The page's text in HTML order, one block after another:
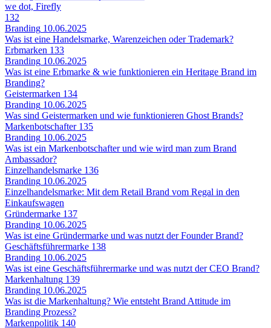
we dot, Firefly
132
Branding 10.06.2025
Was ist eine Handelsmarke, Warenzeichen oder Trademark?
Erbmarken 133
Branding 10.06.2025
Was ist eine Erbmarke & wie funktionieren ein Heritage Brand im
Branding?
Geistermarken 134
Branding 10.06.2025
Was sind Geistermarken und wie funktionieren Ghost Brands?
Markenbotschafter 135
Branding 10.06.2025
Was ist ein Markenbotschafter und wie wird man zum Brand
Ambassador?
Einzelhandelsmarke 136
Branding 10.06.2025
Einzelhandelsmarke: Mit dem Retail Brand vom Regal in den
Einkaufswagen
Gründermarke 137
Branding 10.06.2025
Was ist eine Gründermarke und was nutzt der Founder Brand?
Geschäftsführermarke 138
Branding 10.06.2025
Was ist eine Geschäftsführermarke und was nutzt der CEO Brand?
Markenhaltung 139
Branding 10.06.2025
Was ist die Markenhaltung? Wie entsteht Brand Attitude im
Branding Prozess?
Markenpolitik 140